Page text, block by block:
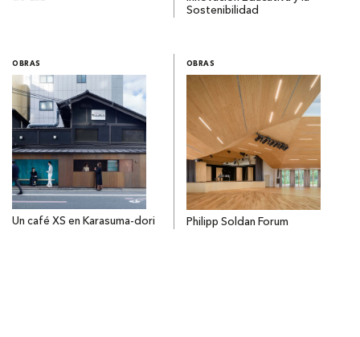
Sostenibilidad
OBRAS
Un café XS en Karasuma-dori
OBRAS
Philipp Soldan Forum